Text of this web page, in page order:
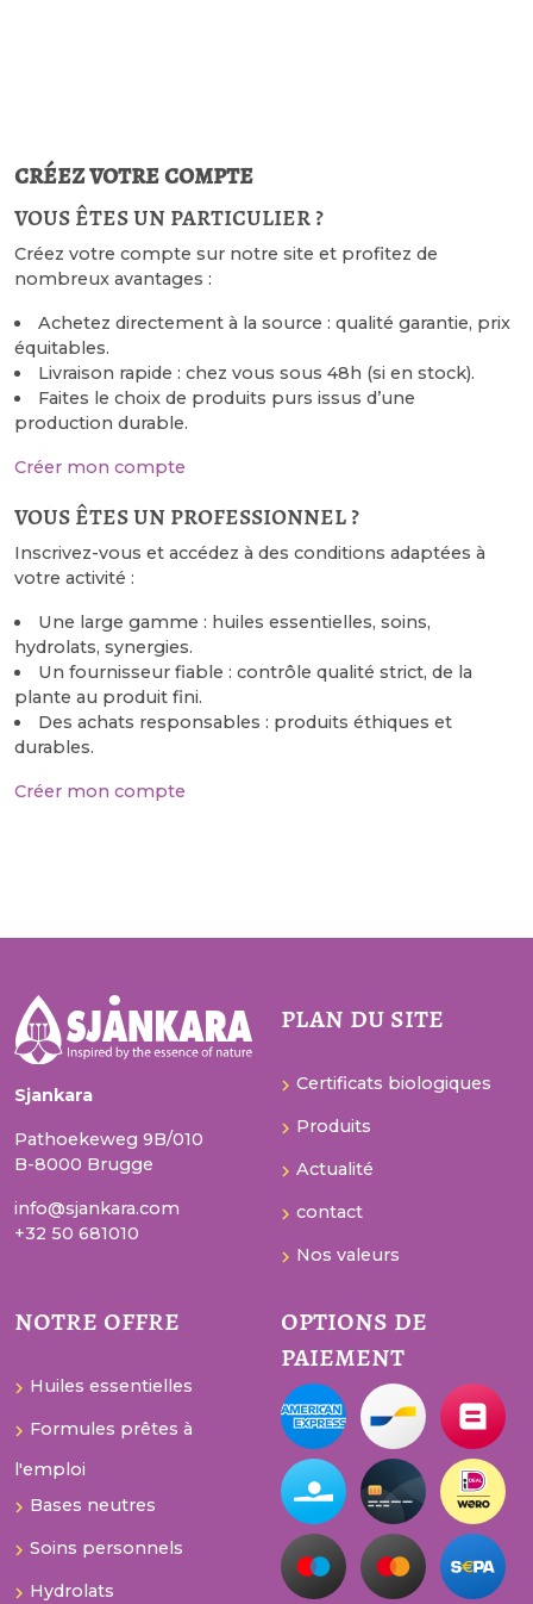
créez votre compte
vous êtes un particulier ?
Créez votre compte sur notre site et profitez de
nombreux avantages :
Achetez directement à la source : qualité garantie, prix
équitables.
Livraison rapide : chez vous sous 48h (si en stock).
Faites le choix de produits purs issus d’une
production durable.
Créer mon compte
vous êtes un professionnel ?
Inscrivez-vous et accédez à des conditions adaptées à
votre activité :
Une large gamme : huiles essentielles, soins,
hydrolats, synergies.
Un fournisseur fiable : contrôle qualité strict, de la
plante au produit fini.
Des achats responsables : produits éthiques et
durables.
Créer mon compte
Sjankara
Pathoekeweg 9B/010
B-8000 Brugge
info@sjankara.com
+32 50 681010
plan du site
Certificats biologiques
Produits
Actualité
contact
Nos valeurs
notre offre
Huiles essentielles
Formules prêtes à
l'emploi
Bases neutres
Soins personnels
Hydrolats
options de
paiement